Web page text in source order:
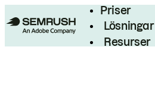
Priser
Lösningar
Resurser